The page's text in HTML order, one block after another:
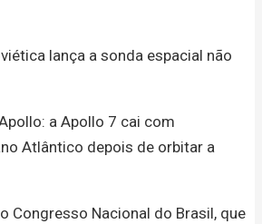
lança a sonda espacial não
a Apollo 7 cai com
Atlântico depois de orbitar a
Congresso Nacional do Brasil, que